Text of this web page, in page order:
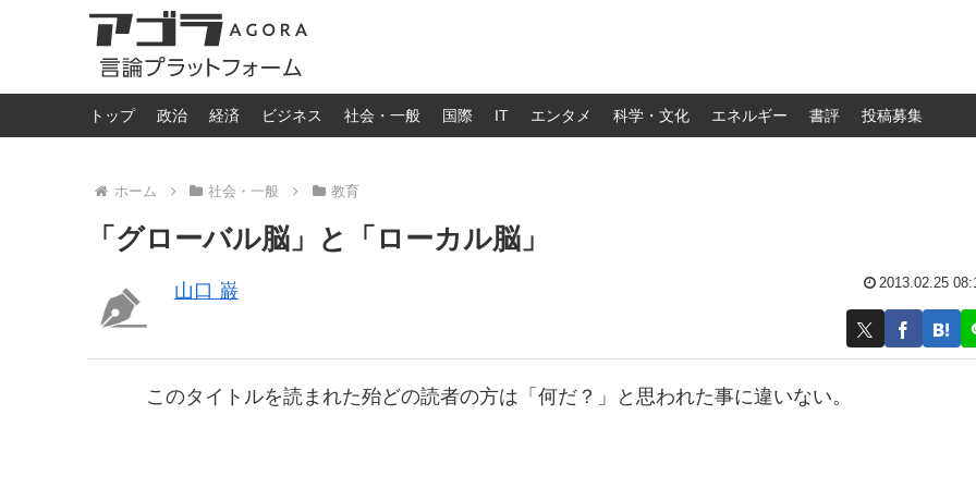
トップ 政治 経済 ビジネス 社会・一般 国際 IT エンタメ 科学・文化 エネルギー 書評 投稿募集
ホーム 社会・一般 教育
「グローバル脳」と「ローカル脳」
山口 巌 2013.02.25
このタイトルを読まれた殆どの読者の方は「何だ？」と思われた事に違いない。